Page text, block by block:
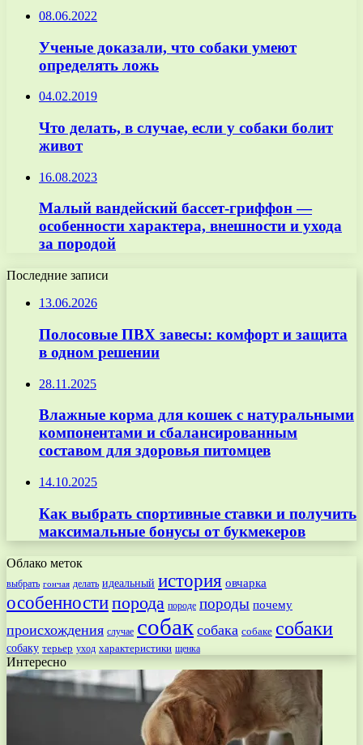
08.06.2022
Ученые доказали, что собаки умеют
определять ложь
04.02.2019
Что делать, в случае, если у собаки болит
живот
16.08.2023
Малый вандейский бассет-гриффон —
особенности характера, внешности и ухода
за породой
Последние записи
13.06.2026
Полосовые ПВХ завесы: комфорт и защита
в одном решении
28.11.2025
Влажные корма для кошек с натуральными
компонентами и сбалансированным
составом для здоровья питомцев
14.10.2025
Как выбрать спортивные ставки и получить
максимальные бонусы от букмекеров
Облако меток
выбрать гончая делать идеальный история овчарка
особенностипорода породе породы почему
происхождения случае собак собака собаке собаки
собаку терьер уход характеристики щенка
Интересно